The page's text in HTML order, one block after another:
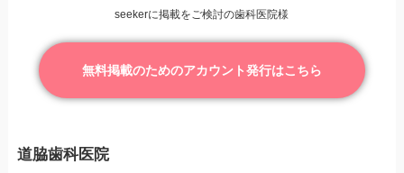
seekerに掲載をご検討の歯科医院様
無料掲載のためのアカウント発行はこちら
道脇歯科医院